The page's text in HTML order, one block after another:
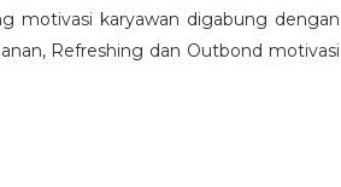
motivasi karyawan digabung dengan
Refreshing dan Outbond motivasi